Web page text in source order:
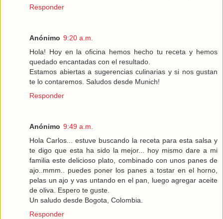
Responder
Anónimo 9:20 a.m.
Hola! Hoy en la oficina hemos hecho tu receta y hemos
quedado encantadas con el resultado.
Estamos abiertas a sugerencias culinarias y si nos gustan
te lo contaremos. Saludos desde Munich!
Responder
Anónimo 9:49 a.m.
Hola Carlos... estuve buscando la receta para esta salsa y
te digo que esta ha sido la mejor... hoy mismo dare a mi
familia este delicioso plato, combinado con unos panes de
ajo..mmm.. puedes poner los panes a tostar en el horno,
pelas un ajo y vas untando en el pan, luego agregar aceite
de oliva. Espero te guste.
Un saludo desde Bogota, Colombia.
Responder